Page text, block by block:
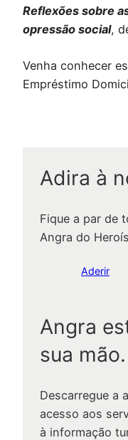
Reflexões sobre
opressão social,
Venha conhecer
Empréstimo
Adira à
Fique a par de
Angra do
Aderir
Angra
sua mão.
Descarregue a
acesso aos
à informação